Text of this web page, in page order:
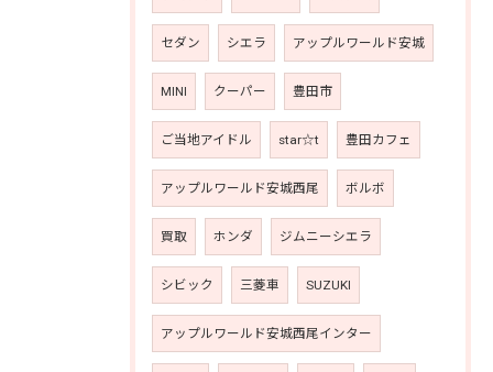
セダン シエラ アップルワールド安城
MINI クーパー 豊田市
ご当地アイドル star☆t 豊田カフェ
アップルワールド安城西尾 ボルボ
買取 ホンダ ジムニーシエラ
シビック 三菱車 SUZUKI
アップルワールド安城西尾インター